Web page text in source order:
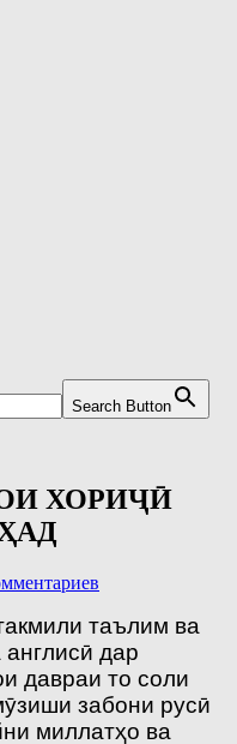
Search Button
ХОРИҶӢ
таълим ва
дар
давраи то соли
забони русӣ
миллатҳо ва